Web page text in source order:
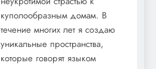
куполообразным домам. В
течение многих лет я создаю
уникальные пространства,
которые говорят языком